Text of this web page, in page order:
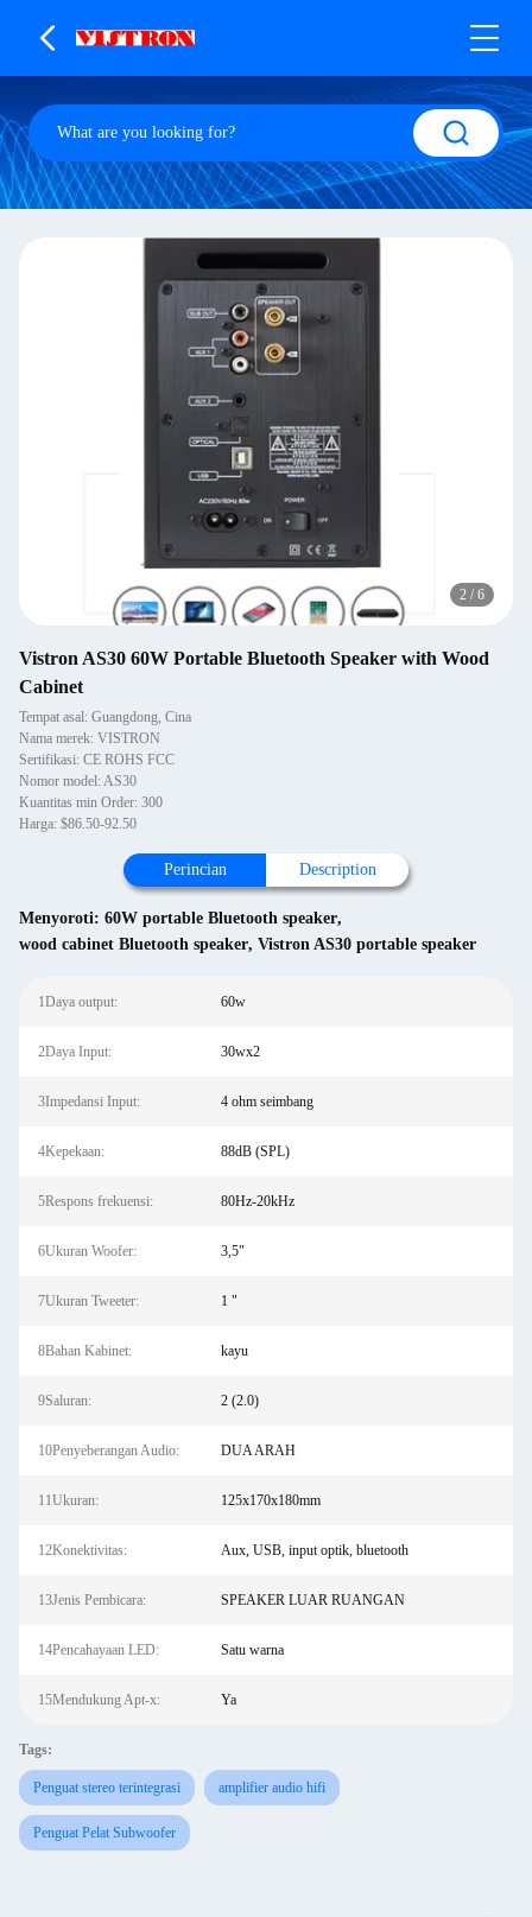
2 / 6
Vistron AS30 60W Portable Bluetooth Speaker with Wood
Cabinet
Tempat asal: Guangdong, Cina
Nama merek: VISTRON
Sertifikasi: CE ROHS FCC
Nomor model: AS30
Kuantitas min Order: 300
Harga: $86.50-92.50
Perincian Description
Menyoroti: 60W portable Bluetooth speaker,
wood cabinet Bluetooth speaker, Vistron AS30 portable speaker
1Daya output: 60w
2Daya Input: 30wx2
3Impedansi Input: 4 ohm seimbang
4Kepekaan: 88dB (SPL)
5Respons frekuensi: 80Hz-20kHz
6Ukuran Woofer: 3,5"
7Ukuran Tweeter: 1 "
8Bahan Kabinet: kayu
9Saluran: 2 (2.0)
10Penyeberangan Audio: DUA ARAH
11Ukuran: 125x170x180mm
12Konektivitas: Aux, USB, input optik, bluetooth
13Jenis Pembicara: SPEAKER LUAR RUANGAN
14Pencahayaan LED: Satu warna
15Mendukung Apt-x: Ya
Tags:
Penguat stereo terintegrasi amplifier audio hifi
Penguat Pelat Subwoofer